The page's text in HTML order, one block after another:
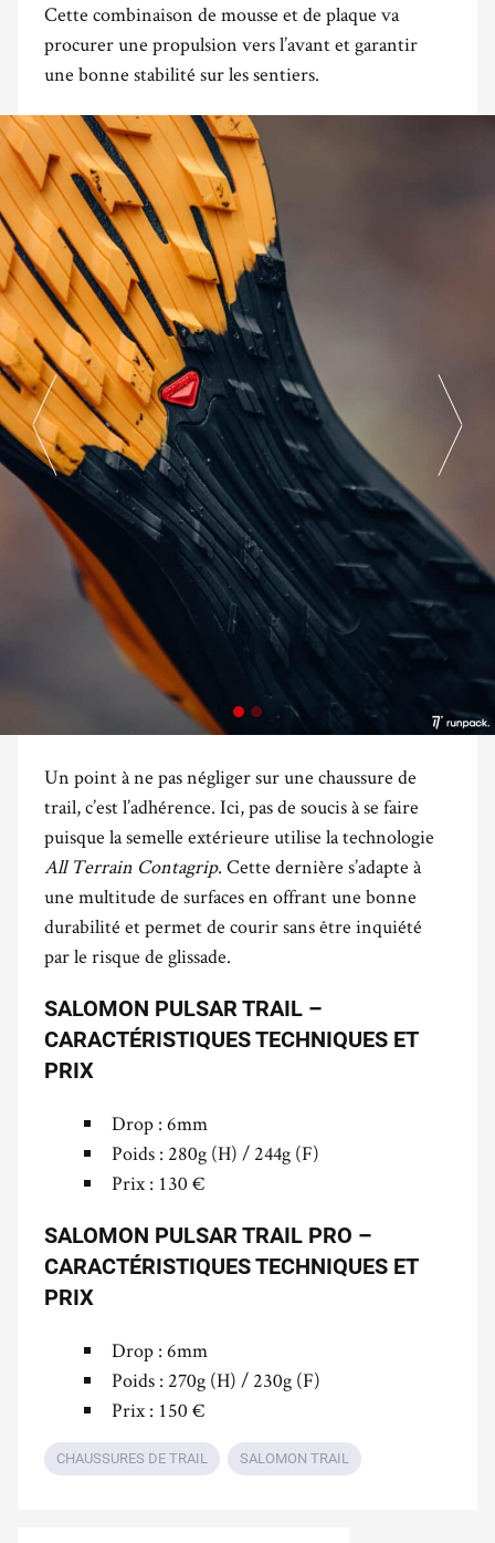
Cette combinaison de mousse et de plaque va
procurer une propulsion vers l’avant et garantir
une bonne stabilité sur les sentiers.
Un point à ne pas négliger sur une chaussure de
trail, c’est l’adhérence. Ici, pas de soucis à se faire
puisque la semelle extérieure utilise la technologie
All Terrain Contagrip. Cette dernière s’adapte à
une multitude de surfaces en offrant une bonne
durabilité et permet de courir sans être inquiété
par le risque de glissade.
SALOMON PULSAR TRAIL –
CARACTÉRISTIQUES TECHNIQUES ET
PRIX
Drop : 6mm
Poids : 280g (H) / 244g (F)
Prix : 130 €
SALOMON PULSAR TRAIL PRO –
CARACTÉRISTIQUES TECHNIQUES ET
PRIX
Drop : 6mm
Poids : 270g (H) / 230g (F)
Prix : 150 €
CHAUSSURES DE TRAIL SALOMON TRAIL